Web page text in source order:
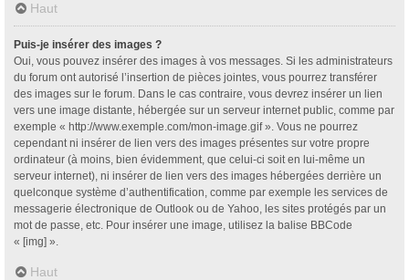
Haut
Puis-je insérer des images ?
Oui, vous pouvez insérer des images à vos messages. Si les administrateurs
du forum ont autorisé l’insertion de pièces jointes, vous pourrez transférer
des images sur le forum. Dans le cas contraire, vous devrez insérer un lien
vers une image distante, hébergée sur un serveur internet public, comme par
exemple « http://www.exemple.com/mon-image.gif ». Vous ne pourrez
cependant ni insérer de lien vers des images présentes sur votre propre
ordinateur (à moins, bien évidemment, que celui-ci soit en lui-même un
serveur internet), ni insérer de lien vers des images hébergées derrière un
quelconque système d’authentification, comme par exemple les services de
messagerie électronique de Outlook ou de Yahoo, les sites protégés par un
mot de passe, etc. Pour insérer une image, utilisez la balise BBCode
« [img] ».
Haut